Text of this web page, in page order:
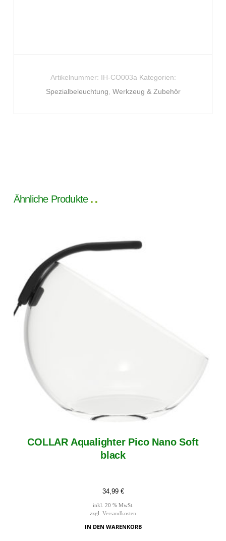
Artikelnummer: IH-CO003a Kategorien:
Spezialbeleuchtung Werkzeug & Zubehör
Ähnliche Produkte
COLLAR Aqualighter Pico Nano Soft
black
34,99 €
inkl. 20 % MwSt.
zzgl. Versandkosten
IN DEN WARENKORB